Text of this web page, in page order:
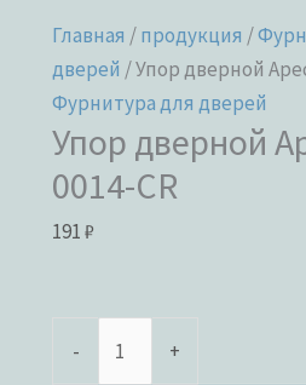
Главная /продукция /
дверей / Упор дверной
Фурнитура для дверей
Упор дверной
0014-CR
191₽
- +